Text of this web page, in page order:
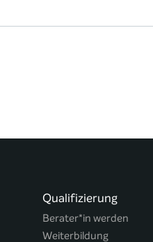
Qualifizierung
Berater*in werden
Weiterbildung